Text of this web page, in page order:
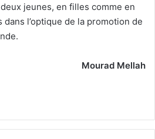
jeunes, en filles comme en
l’optique de la promotion de
Mourad Mellah